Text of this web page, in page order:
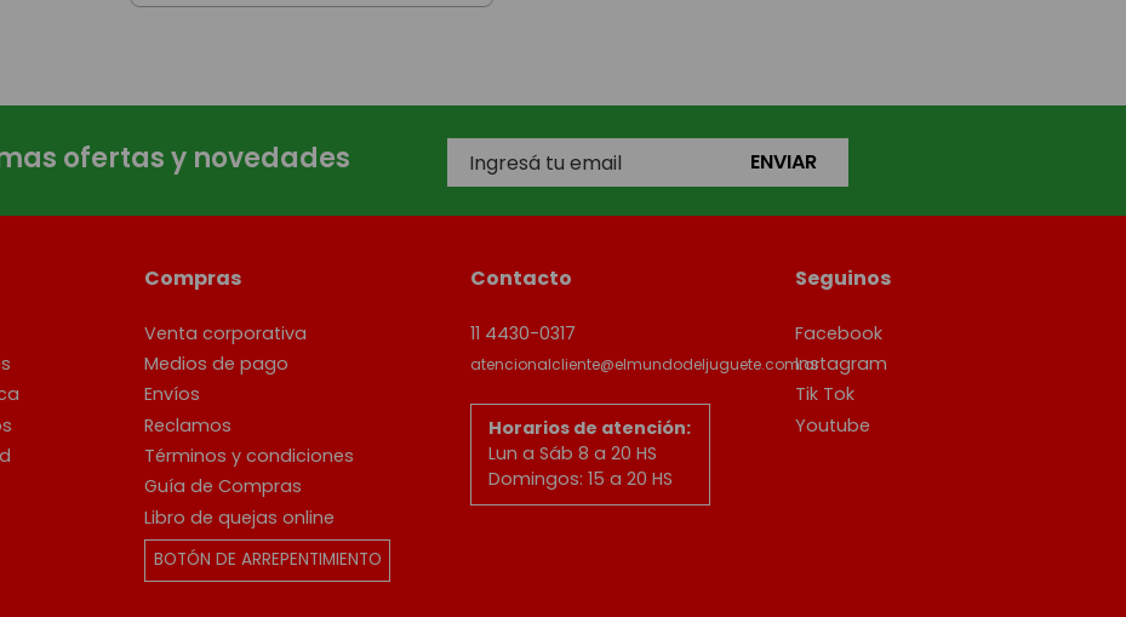
ofertas y novedades ENVIAR
Compras
Venta corporativa
Medios de pago
Envíos
Reclamos
Términos y condiciones
Guía de Compras
Libro de quejas online
BOTÓN DE ARREPENTIMIENTO
Contacto
11 4430-0317
atencionalcliente@elmundodeljuguete.com.ar
Horarios de atención:
Lun a Sáb 8 a 20 HS
Domingos: 15 a 20 HS
Seguinos
Facebook
Instagram
Tik Tok
Youtube